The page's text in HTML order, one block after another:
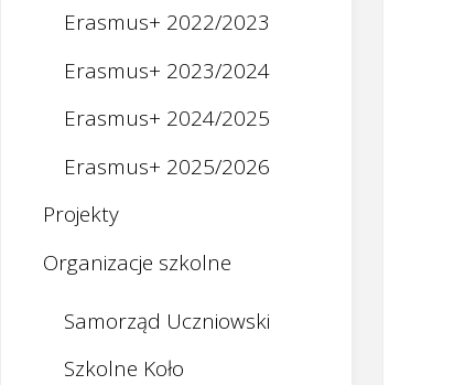
Erasmus+ 2022/2023
Erasmus+ 2023/2024
Erasmus+ 2024/2025
Erasmus+ 2025/2026
Projekty
Organizacje szkolne
Samorząd Uczniowski
Szkolne Koło